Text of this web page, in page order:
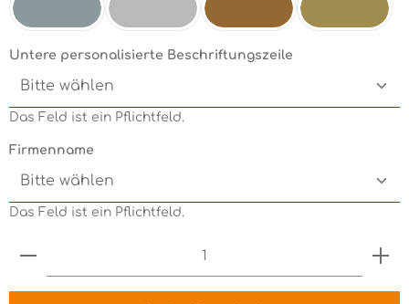
Untere personalisierte Beschriftungszeile
Das Feld ist ein Pflichtfeld.
Firmenname
Das Feld ist ein Pflichtfeld.
Produkt Anzahl: Gib den gewünschten Wert